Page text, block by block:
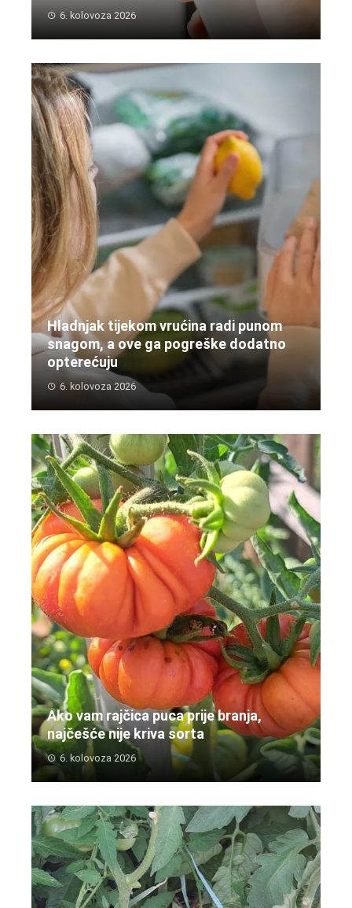
6. kolovoza 2026
Hladnjak tijekom vrućina radi punom
snagom, a ove ga pogreške dodatno
opterećuju
6. kolovoza 2026
Ako vam rajčica puca prije branja,
najčešće nije kriva sorta
6. kolovoza 2026